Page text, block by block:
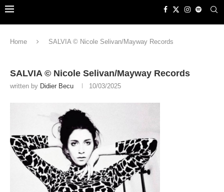
Home SALVIA © Nicole Selivan/Mayway Records
SALVIA © Nicole Selivan/Mayway Records
written by Didier Becu 10/03/2025